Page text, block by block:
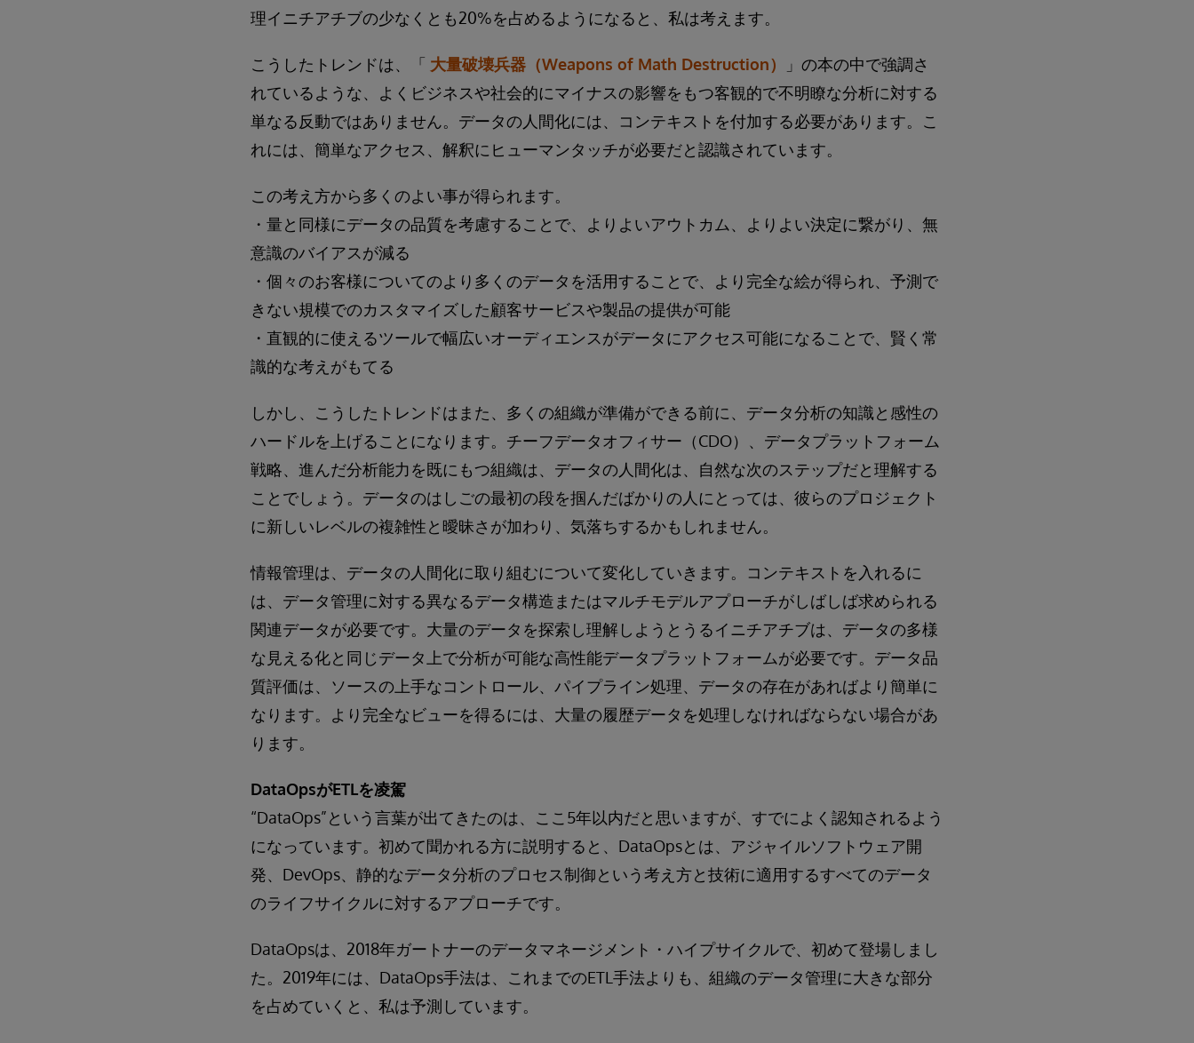
理イニチアチブの少なくとも20%を占めるようになると、私は考えます。
こうしたトレンドは、「 大量破壊兵器（Weapons of Math Destruction）
」の本の中で強調さ
れているような、よくビジネスや社会的にマイナスの影響をもつ客観的で不明瞭な分析に対する
単なる反動ではありません。データの人間化には、コンテキストを付加する必要があります。こ
れには、簡単なアクセス、解釈にヒューマンタッチが必要だと認識されています。
この考え方から多くのよい事が得られます。
・量と同様にデータの品質を考慮することで、よりよいアウトカム、よりよい決定に繋がり、無
意識のバイアスが減る
・個々のお客様についてのより多くのデータを活用することで、より完全な絵が得られ、予測で
きない規模でのカスタマイズした顧客サービスや製品の提供が可能
・直観的に使えるツールで幅広いオーディエンスがデータにアクセス可能になることで、賢く常
識的な考えがもてる
しかし、こうしたトレンドはまた、多くの組織が準備ができる前に、データ分析の知識と感性の
ハードルを上げることになります。チーフデータオフィサー（CDO）、データプラットフォーム
戦略、進んだ分析能力を既にもつ組織は、データの人間化は、自然な次のステップだと理解する
ことでしょう。データのはしごの最初の段を掴んだばかりの人にとっては、彼らのプロジェクト
に新しいレベルの複雑性と曖昧さが加わり、気落ちするかもしれません。
情報管理は、データの人間化に取り組むについて変化していきます。コンテキストを入れるに
は、データ管理に対する異なるデータ構造またはマルチモデルアプローチがしばしば求められる
関連データが必要です。大量のデータを探索し理解しようとうるイニチアチブは、データの多様
な見える化と同じデータ上で分析が可能な高性能データプラットフォームが必要です。データ品
質評価は、ソースの上手なコントロール、パイプライン処理、データの存在があればより簡単に
なります。より完全なビューを得るには、大量の履歴データを処理しなければならない場合があ
ります。
DataOpsがETLを凌駕
“DataOps”という言葉が出てきたのは、ここ5年以内だと思いますが、すでによく認知されるよう
になっています。初めて聞かれる方に説明すると、DataOpsとは、アジャイルソフトウェア開
発、DevOps、静的なデータ分析のプロセス制御という考え方と技術に適用するすべてのデータ
のライフサイクルに対するアプローチです。
DataOpsは、2018年ガートナーのデータマネージメント・ハイプサイクルで、初めて登場しまし
た。2019年には、DataOps手法は、これまでのETL手法よりも、組織のデータ管理に大きな部分
を占めていくと、私は予測しています。